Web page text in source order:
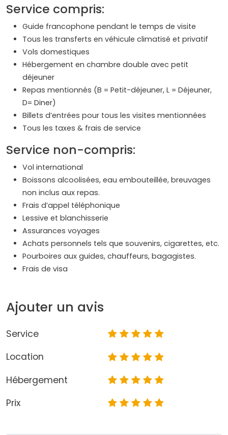
Service compris:
Guide francophone pendant le temps de visite
Tous les transferts en véhicule climatisé et privatif
Vols domestiques
Hébergement en chambre double avec petit
déjeuner
Repas mentionnés (B = Petit-déjeuner, L = Déjeuner,
D= Diner)
Billets d’entrées pour tous les visites mentionnées
Tous les taxes & frais de service
Service non-compris:
Vol international
Boissons alcoolisées, eau embouteillée, breuvages
non inclus aux repas.
Frais d’appel téléphonique
Lessive et blanchisserie
Assurances voyages
Achats personnels tels que souvenirs, cigarettes, etc.
Pourboires aux guides, chauffeurs, bagagistes.
Frais de visa
Ajouter un avis
Service
Location
Hébergement
Prix